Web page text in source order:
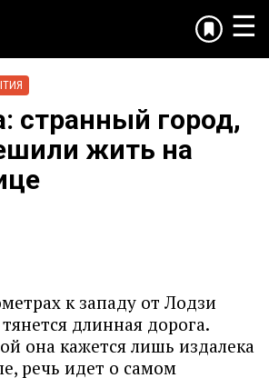
☰
странный город,
жить на
к западу от Лодзи
длинная дорога.
она кажется лишь издалека
речь идет о самом